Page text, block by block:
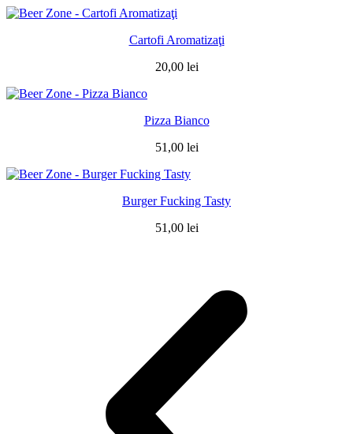
Cartofi Aromatizaţi
20,00 lei
Pizza Bianco
51,00 lei
Burger Fucking Tasty
51,00 lei